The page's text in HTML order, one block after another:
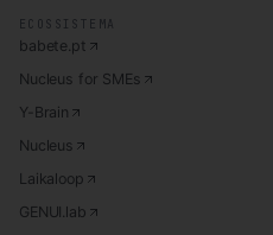
ECOSSISTEMA
babete.pt
Nucleus for SMEs
Y-Brain
Nucleus
Laikaloop
GENUI.lab